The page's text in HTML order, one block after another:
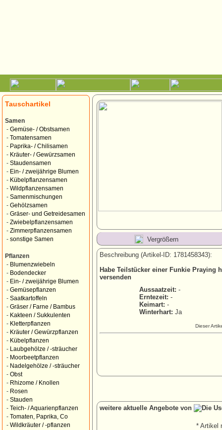
Tauschartikel
Samen
- Gemüse- / Obstsamen
- Tomatensamen
- Paprika- / Chilisamen
- Kräuter- / Gewürzsamen
- Staudensamen
- Ein- / zweijährige Blumen
- Kübelpflanzensamen
- Wildpflanzensamen
- Samenmischungen
- Gehölzsamen
- Gräser- und Getreidesamen
- Zwiebelpflanzensamen
- Zimmerpflanzensamen
- sonstige Samen
Pflanzen
- Blumenzwiebeln
- Bodendecker
- Ein- / zweijährige Blumen
- Gemüsepflanzen
- Saatkartoffeln
- Gräser / Farne / Bambus
- Kakteen / Sukkulenten
- Kletterpflanzen
- Kräuter / Gewürzpflanzen
- Kübelpflanzen
-
Laubgehölze / -sträucher
- Moorbeetpflanzen
- Nadelgehölze / -sträucher
- Obst
- Rhizome / Knollen
- Rosen
- Stauden
- Teich- / Aquarienpflanzen
- Tomaten, Paprika, Co
- Wildkräuter / -pflanzen
Vergrößern
Beschreibung (Artikel-ID: 1781458343):
Habe Teilstücker einer Funkie
versenden
Aussaatzeit: -
Erntezeit: -
Keimart: -
Winterhart: Ja
Dieser
weitere aktuelle Angebote von
* Artikel